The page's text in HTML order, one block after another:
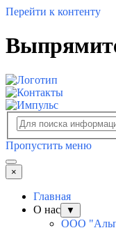
Перейти к контенту
Пропустить меню
×
Главная
О нас
▼
ООО